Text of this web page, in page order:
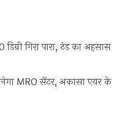
गिरा पारा, ठंड का अहसास
MRO सेंटर, अकासा एयर के